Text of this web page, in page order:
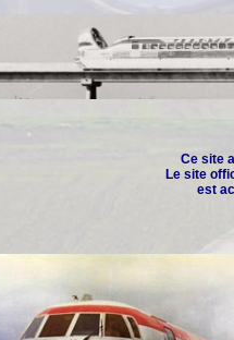
Ce site
Le site
est